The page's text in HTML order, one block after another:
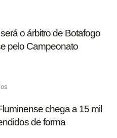
o árbitro de Botafogo
pelo Campeonato
chega a 15 mil
de forma